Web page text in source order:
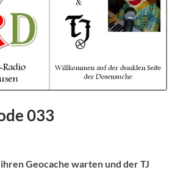
033
Geocache warten und der TJ